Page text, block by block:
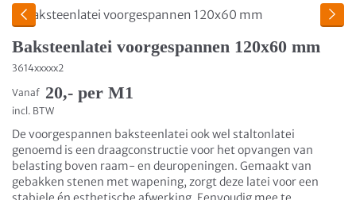
Baksteenlatei voorgespannen 120x60 mm
3614xxxxx2
Vanaf 20,- per M1
incl. BTW
De voorgespannen baksteenlatei ook wel staltonlatei
genoemd is een draagconstructie voor het opvangen van
belasting boven raam- en deuropeningen. Gemaakt van
gebakken stenen met wapening, zorgt deze latei voor een